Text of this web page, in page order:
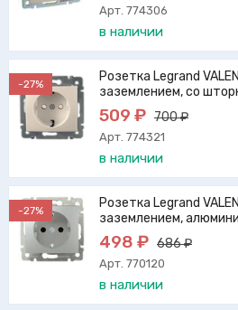
Арт. 774306
в наличии
-27%
Розетка Legrand
заземлением, со
509 ₽ 700 ₽
Арт. 774321
в наличии
-27%
Розетка Legrand
заземлением,
498 ₽ 686 ₽
Арт. 770120
в наличии